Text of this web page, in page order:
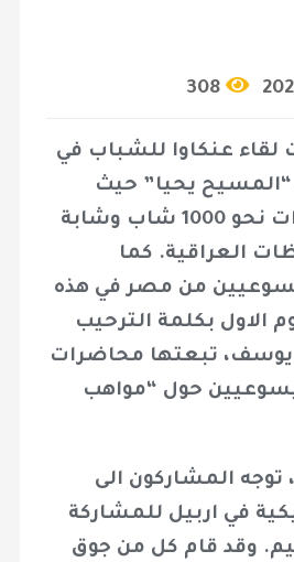
308
لقاء عنكاوا للشباب في
“المسيح يحيا” حيث
شارك في اللقاءات نحو 1000 شاب وشابة
العراقية. كما
من مصر في هذه
الاول بكلمة الترحيب
يوسف، تبعتها محاضرات
حول “مواهب
المشاركون الى
في اربيل للمشاركة
وقد قام كل من جوق